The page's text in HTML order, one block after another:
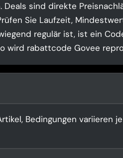
sind direkte
Sie Laufzeit,
regulär ist, ist ein
wird rabattcode Govee
Bedingungen variieren je